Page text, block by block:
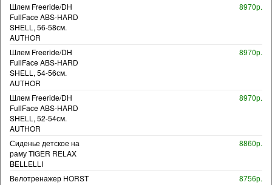
Шлем Freeride/DH
FullFace ABS-HARD
SHELL, 56-58см.
AUTHOR
8970р.
Шлем Freeride/DH
FullFace ABS-HARD
SHELL, 54-56см.
AUTHOR
8970р.
Шлем Freeride/DH
FullFace ABS-HARD
SHELL, 52-54см.
AUTHOR
8970р.
Сиденье детское на
раму TIGER RELAX
BELLELLI
8860р.
Велотренажер HORST
8756р.